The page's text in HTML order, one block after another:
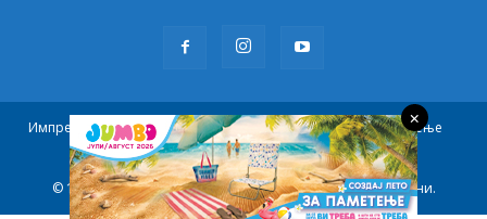
Импресум Маркетинг Претплата
Правила на користење
Контакт
© 1944 - 2021 НОВА МАКЕДОНИЈА. Сите права се задржани.
×